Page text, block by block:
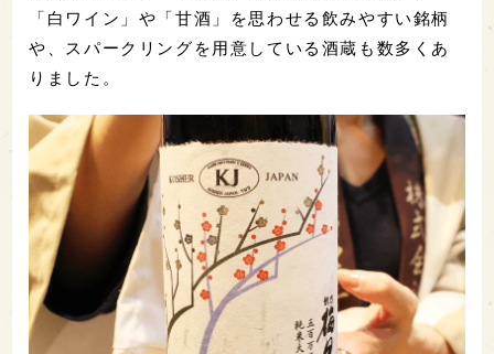
「白ワイン」や「甘酒」を思わせる飲みやすい銘柄
や、スパークリングを用意している酒蔵も数多くあ
りました。